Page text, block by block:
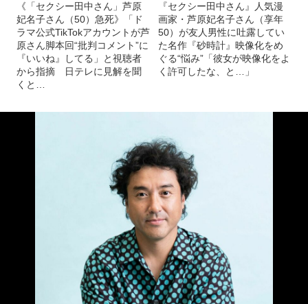
《「セクシー田中さん」芦原
妃名子さん（50）急死》「ド
ラマ公式TikTokアカウントが芦
原さん脚本回“批判コメント”に
『いいね』してる」と視聴者
から指摘 日テレに見解を聞
くと…
『セクシー田中さん』人気漫
画家・芦原妃名子さん（享年
50）が友人男性に吐露してい
た名作『砂時計』映像化をめ
ぐる“悩み”「彼女が映像化をよ
く許可したな、と…」